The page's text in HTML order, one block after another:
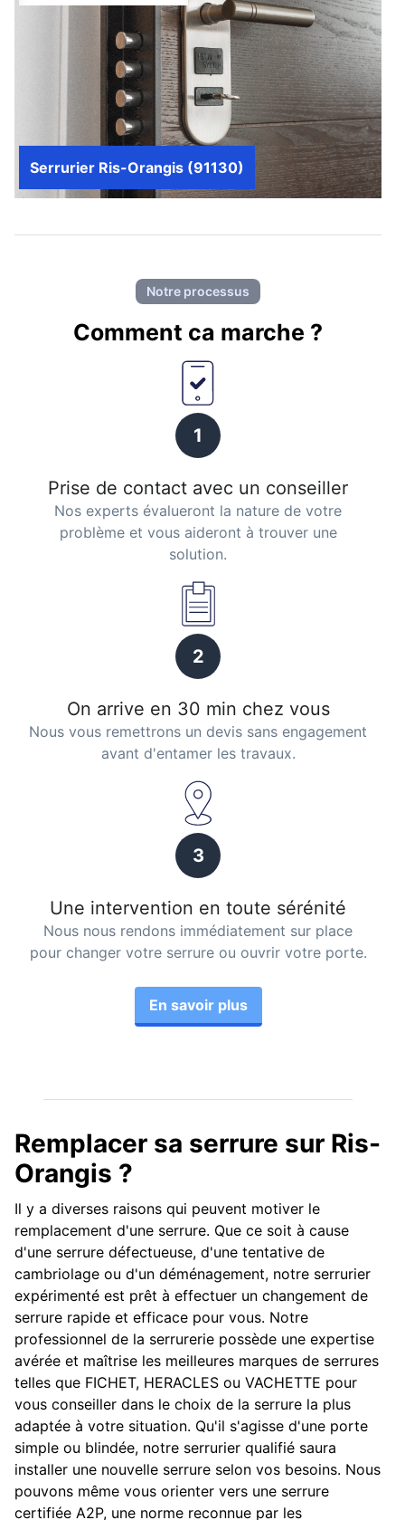
Serrurier Ris-Orangis (91130)
Notre processus
Comment ca marche ?
1
Prise de contact avec un conseiller
Nos experts évalueront la nature de votre
problème et vous aideront à trouver une
solution.
2
On arrive en 30 min chez vous
Nous vous remettrons un devis sans engagement
avant d'entamer les travaux.
3
Une intervention en toute sérénité
Nous nous rendons immédiatement sur place
pour changer votre serrure ou ouvrir votre porte.
En savoir plus
Remplacer sa serrure sur Ris-
Orangis ?
Il y a diverses raisons qui peuvent motiver le
remplacement d'une serrure. Que ce soit à cause
d'une serrure défectueuse, d'une tentative de
cambriolage ou d'un déménagement, notre serrurier
expérimenté est prêt à effectuer un changement de
serrure rapide et efficace pour vous. Notre
professionnel de la serrurerie possède une expertise
avérée et maîtrise les meilleures marques de serrures
telles que FICHET, HERACLES ou VACHETTE pour
vous conseiller dans le choix de la serrure la plus
adaptée à votre situation. Qu'il s'agisse d'une porte
simple ou blindée, notre serrurier qualifié saura
installer une nouvelle serrure selon vos besoins. Nous
pouvons même vous orienter vers une serrure
certifiée A2P, une norme reconnue par les